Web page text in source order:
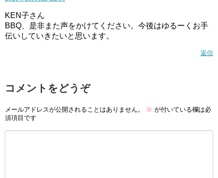
KEN子さん
BBQ、是非また声をかけてください。今後はゆるーくお手
伝いしていきたいと思います。
返信
コメントをどうぞ
メールアドレスが公開されることはありません。 ※ が付いている欄は必
須項目です